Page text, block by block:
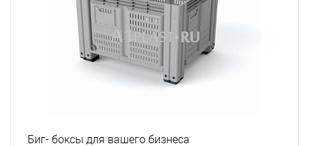
Биг- боксы для вашего бизнеса